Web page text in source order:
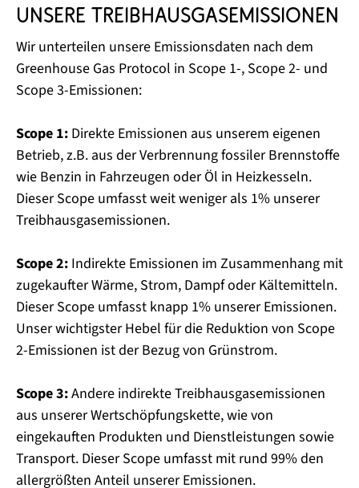
unsere Treibhausgasemissionen
Wir unterteilen unsere Emissionsdaten nach dem
Greenhouse Gas Protocol in Scope 1-, Scope 2- und
Scope 3-Emissionen:
Scope 1: Direkte Emissionen aus unserem eigenen
Betrieb, z.B. aus der Verbrennung fossiler Brennstoffe
wie Benzin in Fahrzeugen oder Öl in Heizkesseln.
Dieser Scope umfasst weit weniger als 1% unserer
Treibhausgasemissionen.
Scope 2: Indirekte Emissionen im Zusammenhang mit
zugekaufter Wärme, Strom, Dampf oder Kältemitteln.
Dieser Scope umfasst knapp 1% unserer Emissionen.
Unser wichtigster Hebel für die Reduktion von Scope
2-Emissionen ist der Bezug von Grünstrom.
Scope 3:Andere indirekte Treibhausgasemissionen
aus unserer Wertschöpfungskette, wie von
eingekauften Produkten und Dienstleistungen sowie
Transport. Dieser Scope umfasst mit rund 99% den
allergrößten Anteil unserer Emissionen.